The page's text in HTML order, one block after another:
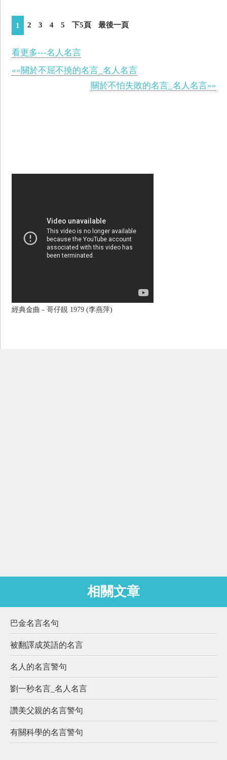
1 2 3 4 5 下5頁 最後一頁
看更多---名人名言
««關於不屈不撓的名言_名人名言
關於不怕失敗的名言_名人名言»»
經典金曲 - 哥仔靚 1979 (李燕萍)
相關文章
巴金名言名句
被翻譯成英語的名言
名人的名言警句
劉一秒名言_名人名言
讚美父親的名言警句
有關科學的名言警句